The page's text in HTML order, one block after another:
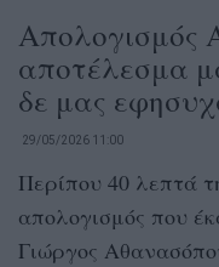
Απολογισμός
αποτέλεσμα
δε μας
29/05/2026 11:00
Περίπου 40 λεπτά
απολογισμός που
Γιώργος